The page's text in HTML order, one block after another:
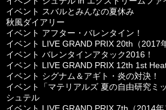
イベント スバルとみんなの夏休み
秋風ダイアリー
イベント アフター・バレンタイン！
イベント LIVE GRAND PRIX 20th（2017年
イベント バレンタインアタック2016！
イベント LIVE GRAND PRIX 12th 1st
イベント シグナム＆アギト・炎の対決！
イベント「マテリアルズ 夏の自由研究ミ
シュテル